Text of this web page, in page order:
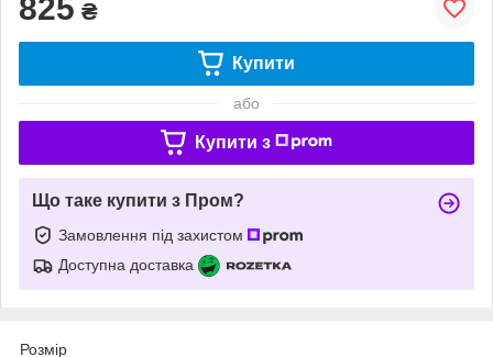
825 ₴
Купити
або
Купити з
Що таке купити з Пром?
Замовлення під захистом
Доступна доставка
Розмір